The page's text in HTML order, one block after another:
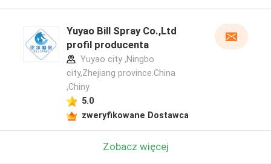
Yuyao Bill Spray Co.,Ltd
profil producenta
Yuyao city ,Ningbo
city,Zhejiang province.China
,Chiny
5.0
zweryfikowane Dostawca
Zobacz więcej